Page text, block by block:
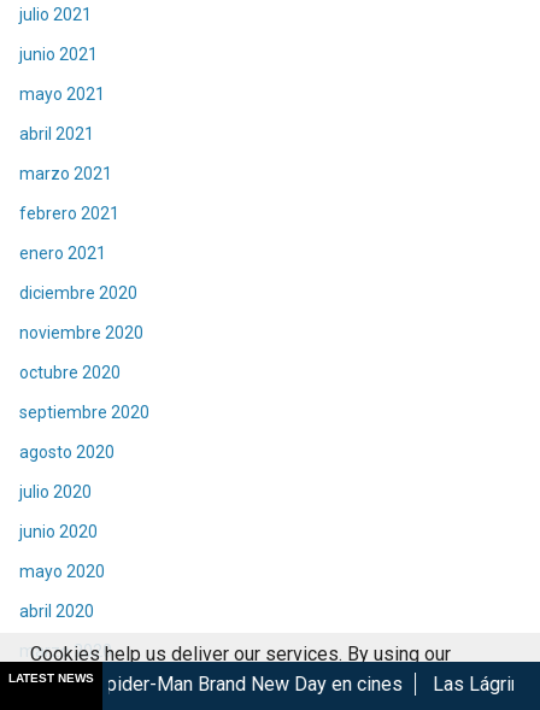
julio 2021
junio 2021
mayo 2021
abril 2021
marzo 2021
febrero 2021
enero 2021
diciembre 2020
noviembre 2020
octubre 2020
septiembre 2020
agosto 2020
julio 2020
junio 2020
mayo 2020
abril 2020
marzo 2020
febrero 2020
LATEST NEWS
Brand New Day en cines Las Lágrimas de Bael gana en
Cookies help us deliver our services. By using our
services, you agree to our use of cookies.
Got it